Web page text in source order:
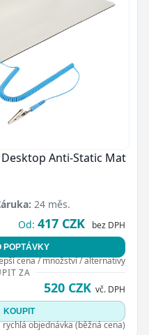
Desktop Anti-Static Mat
24 měs.
Od: 417 CZK bez DPH
POPTÁVKY
cena / množství / alternativy
ZA
520 CZK vč. DPH
KOUPIT
rychlá objednávka (běžná cena)